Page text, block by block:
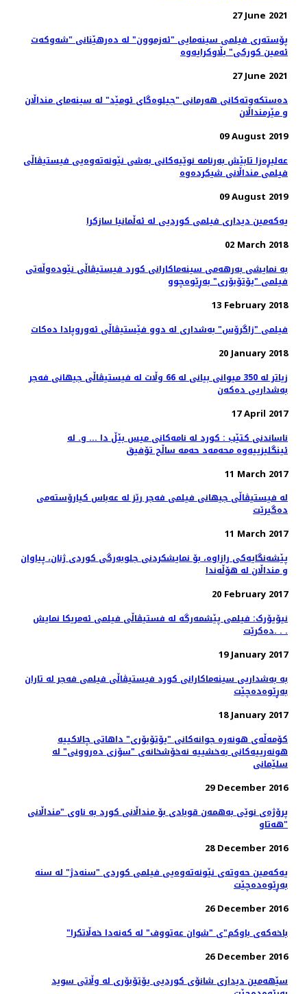
27 June 2021
پۆسته‌ری فیلمی سینەمایی "ئەزموون" لە دەرهێنانی "شەوکەت
ئەمین کورکی" بڵاوکرایەوە
27 June 2021
ده‌ستکه‌وته‌کانی هه‌رمانی "جیلوه‌گای ئومێد" له‌ سینه‌مای منداڵان
و مێرمنداڵان
09 August 2019
عه‌لیڕه‌زا تابێش به‌رنامه‌ نوێیه‌کانی به‌شی نێونه‌ته‌وه‌یی فیستیڤاڵی
09 August 2019
یەکەمین دیداری فیلمی کوردیی لە ئەڵمانیا سازکرا
02 March 2018
بە نمایشی بەرهەمی سینەماکارانی کورد فیستیڤاڵی نێودەوڵەتی
فیلمی "یۆتۆبۆری" بەڕێوەچوو
13 February 2018
فیلمی "زاگرۆس" بەشداری لە دوو فێستیڤاڵی ئەوروپادا دەکات
20 January 2018
زیاتر لە 350 میوانی بیانی لە 66 وڵات لە فیستیڤاڵی جیهانی فەجر
بەشداریی دەکەن
17 April 2017
ناساندنی کتێب : کورد لە نامەکانی میس بێڵ دا ... و. لە
ئینگلیزییەوە محەمەد حەمە ساڵح تۆفیق
11 March 2017
لە فیستیڤاڵی جیهانی فیلمی فەجر رێز لە عەباس کیارۆستەمی
دەگیرێت
11 March 2017
پێشەنگایەکی رازاوە، بۆ نمایشکردنی جلوبەرگی کوردی ژنان، پیاوان
و منداڵان لە هۆڵەندا
20 February 2017
نیۆیۆرک: فیلمی پێشمەرگە لە فستیڤاڵی فیلمی ئەمریکا نمایش
دەکرێت. . .
19 January 2017
بە بەشداریی سینەماکارانی کورد فیستیڤاڵی فیلمی فەجر لە تاران
بەڕێوەدەچێت
18 January 2017
کۆمه‌ڵه‌ی هونه‌ره ‌جوانه‌کانی "یۆتۆبۆری" داهاتی چالاکییه‌
هونه‌رییه‌کانی به‌خشییه‌ نه‌خۆشخانه‌ی "سۆزی ده‌روونی" له
سلێمانی
29 December 2016
پرۆژەی نوێی بەھمەن قوبادی بۆ منداڵانی کورد بە ناوی "منداڵانی
ھەتاو"
28 December 2016
یەکەمین حەوتەی نێونەتەوەیی فیلمی کوردی "سنەدژ" لە سنە
بەڕێوەدەچێت
26 December 2016
"باخەکەی باوکم"ی "شوان عەتووف" لە کەنەدا خەڵاتکرا
26 December 2016
سێهەمین دیداری شانۆی کوردیی یۆتۆبۆری لە وڵاتی سوید